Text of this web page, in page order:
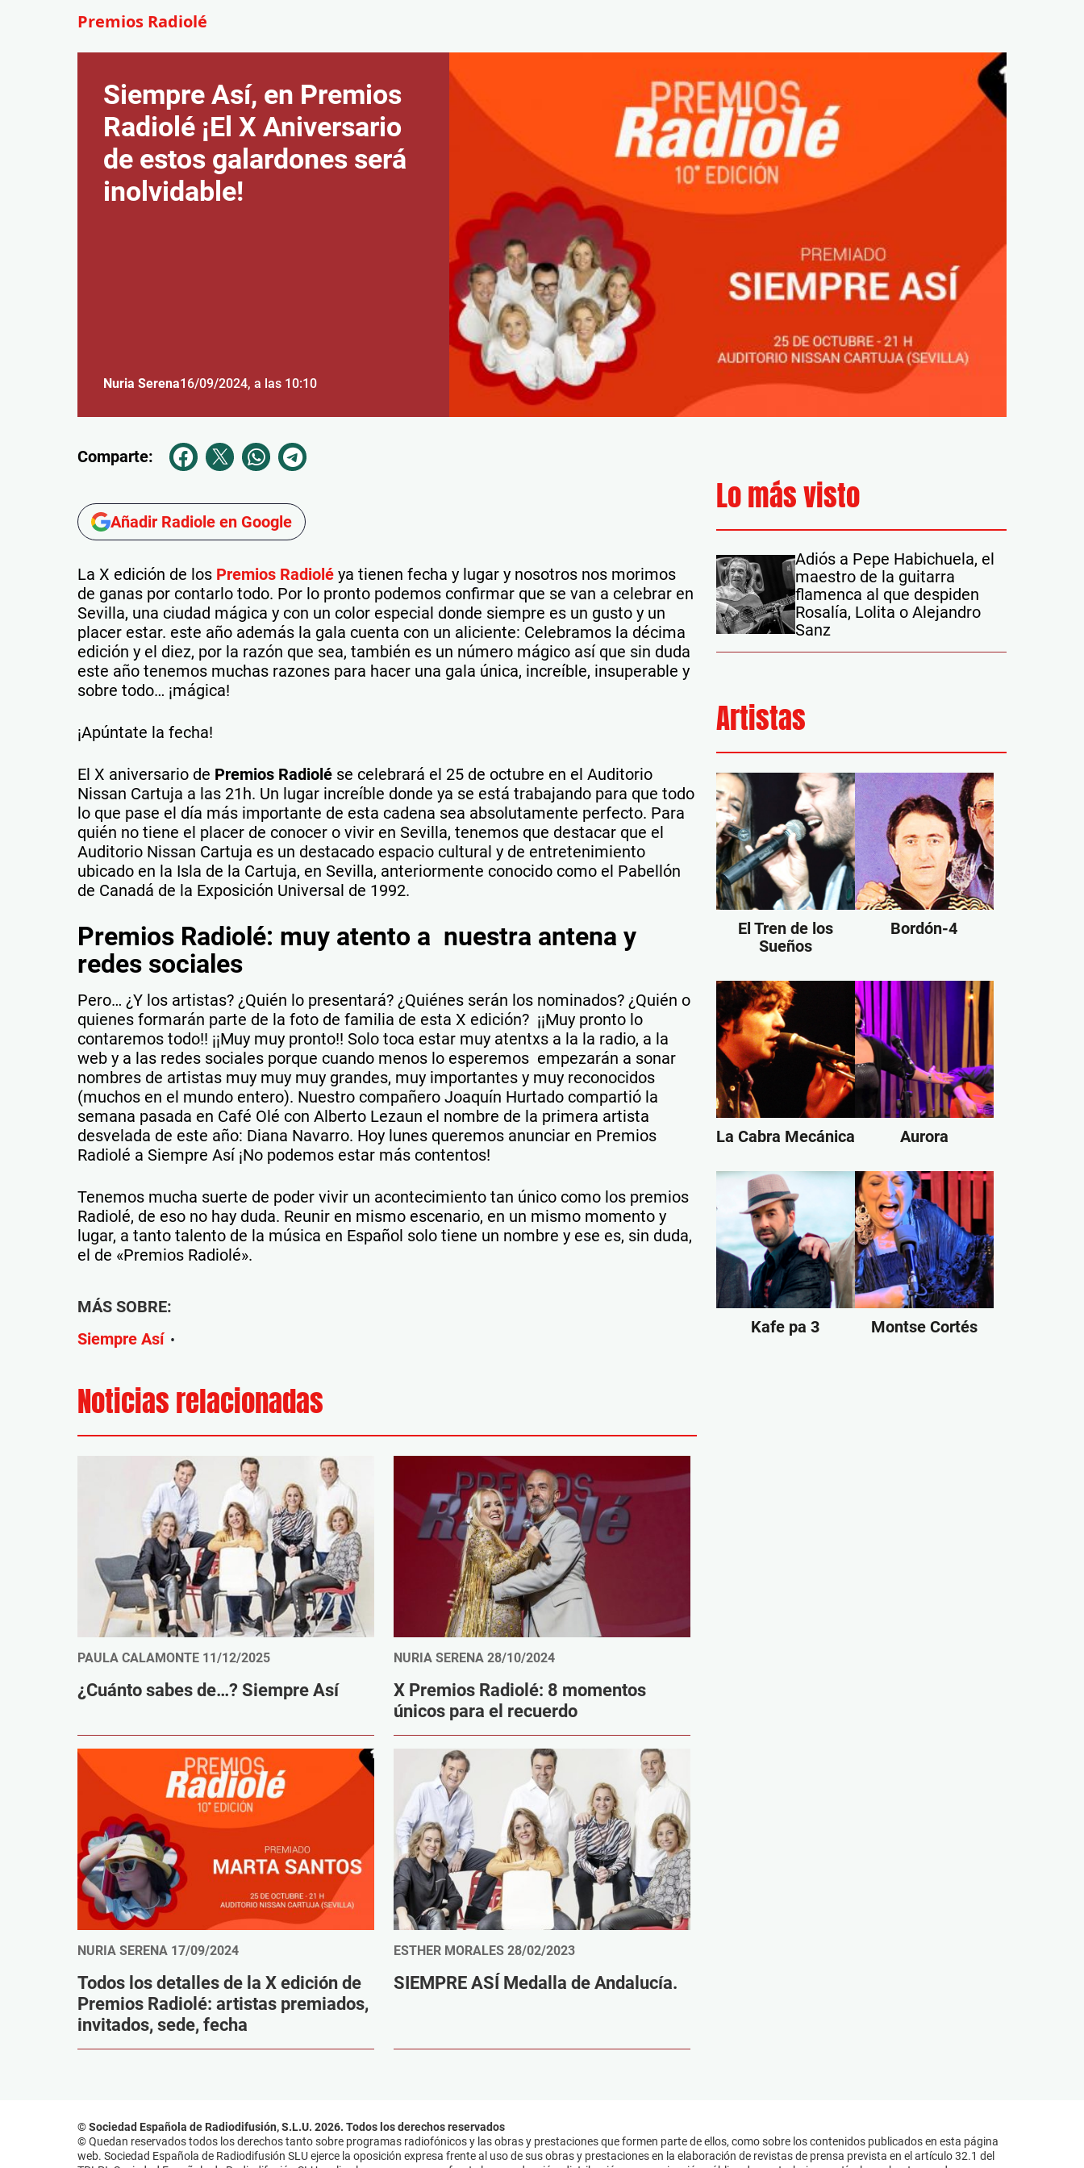
Premios Radiolé
Siempre Así, en Premios
Radiolé ¡El X Aniversario
de estos galardones será
inolvidable!
Nuria Serena16/09/2024, a las 10:10
Comparte:
Añadir Radiole en Google
La X edición de los Premios Radiolé ya tienen fecha y lugar y nosotros nos morimos
de ganas por contarlo todo. Por lo pronto podemos confirmar que se van a celebrar en
Sevilla, una ciudad mágica y con un color especial donde siempre es un gusto y un
placer estar. este año además la gala cuenta con un aliciente: Celebramos la décima
edición y el diez, por la razón que sea, también es un número mágico así que sin duda
este año tenemos muchas razones para hacer una gala única, increíble, insuperable y
sobre todo… ¡mágica!
¡Apúntate la fecha!
El X aniversario de Premios Radiolé se celebrará el 25 de octubre en el Auditorio
Nissan Cartuja a las 21h. Un lugar increíble donde ya se está trabajando para que todo
lo que pase el día más importante de esta cadena sea absolutamente perfecto. Para
quién no tiene el placer de conocer o vivir en Sevilla, tenemos que destacar que el
Auditorio Nissan Cartuja es un destacado espacio cultural y de entretenimiento
ubicado en la Isla de la Cartuja, en Sevilla, anteriormente conocido como el Pabellón
de Canadá de la Exposición Universal de 1992.
Premios Radiolé: muy atento a nuestra antena y
redes sociales
Pero… ¿Y los artistas? ¿Quién lo presentará? ¿Quiénes serán los nominados? ¿Quién o
quienes formarán parte de la foto de familia de esta X edición? ¡¡Muy pronto lo
contaremos todo!! ¡¡Muy muy pronto!! Solo toca estar muy atentxs a la la radio, a la
web y a las redes sociales porque cuando menos lo esperemos empezarán a sonar
nombres de artistas muy muy muy grandes, muy importantes y muy reconocidos
(muchos en el mundo entero). Nuestro compañero Joaquín Hurtado compartió la
semana pasada en Café Olé con Alberto Lezaun el nombre de la primera artista
desvelada de este año: Diana Navarro. Hoy lunes queremos anunciar en Premios
Radiolé a Siempre Así ¡No podemos estar más contentos!
Tenemos mucha suerte de poder vivir un acontecimiento tan único como los premios
Radiolé, de eso no hay duda. Reunir en mismo escenario, en un mismo momento y
lugar, a tanto talento de la música en Español solo tiene un nombre y ese es, sin duda,
el de «Premios Radiolé».
MÁS SOBRE:
Siempre Así•
Noticias relacionadas
PAULA CALAMONTE 11/12/2025
¿Cuánto sabes de…? Siempre Así
NURIA SERENA 28/10/2024
X Premios Radiolé: 8 momentos
únicos para el recuerdo
NURIA SERENA 17/09/2024
Todos los detalles de la X edición de
Premios Radiolé: artistas premiados,
invitados, sede, fecha
ESTHER MORALES 28/02/2023
SIEMPRE ASÍ Medalla de Andalucía.
Lo más visto
Adiós a Pepe Habichuela, el
maestro de la guitarra
flamenca al que despiden
Rosalía, Lolita o Alejandro
Sanz
Artistas
El Tren de los
Sueños
Bordón-4
La Cabra Mecánica Aurora
Kafe pa 3 Montse Cortés
© Sociedad Española de Radiodifusión, S.L.U. 2026. Todos los derechos reservados
© Quedan reservados todos los derechos tanto sobre programas radiofónicos y las obras y prestaciones que formen parte de ellos, como sobre los contenidos publicados en esta página
web. Sociedad Española de Radiodifusión SLU ejerce la oposición expresa frente al uso de sus obras y prestaciones en la elaboración de revistas de prensa prevista en el artículo 32.1 del